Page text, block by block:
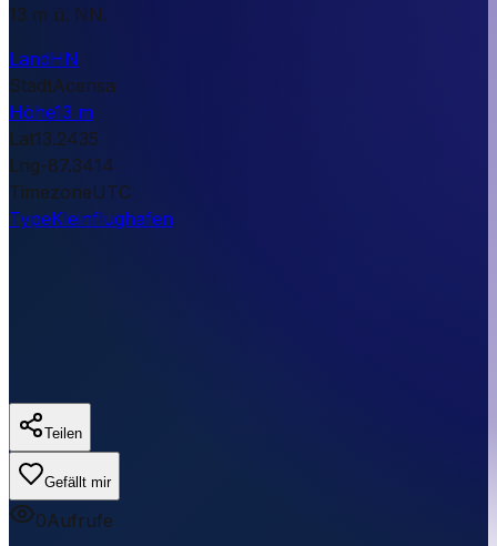
13 m ü. NN.
LandHN
StadtAcensa
Höhe13 m
Lat13.2435
Lng-87.3414
TimezoneUTC
TypeKleinflughafen
Teilen
Gefällt mir
0Aufrufe